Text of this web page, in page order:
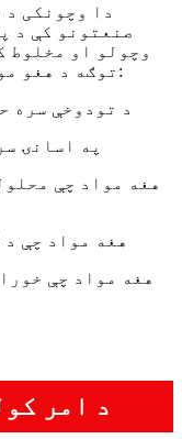
دا وچونکی
صنعتونو کې د
وچولو او مخلوط
توګه د هغو موادو لپاره چې لاندې اړتیاوې لري:
· د تودوخې
· په اسانۍ
· هغه مواد چې
د امر